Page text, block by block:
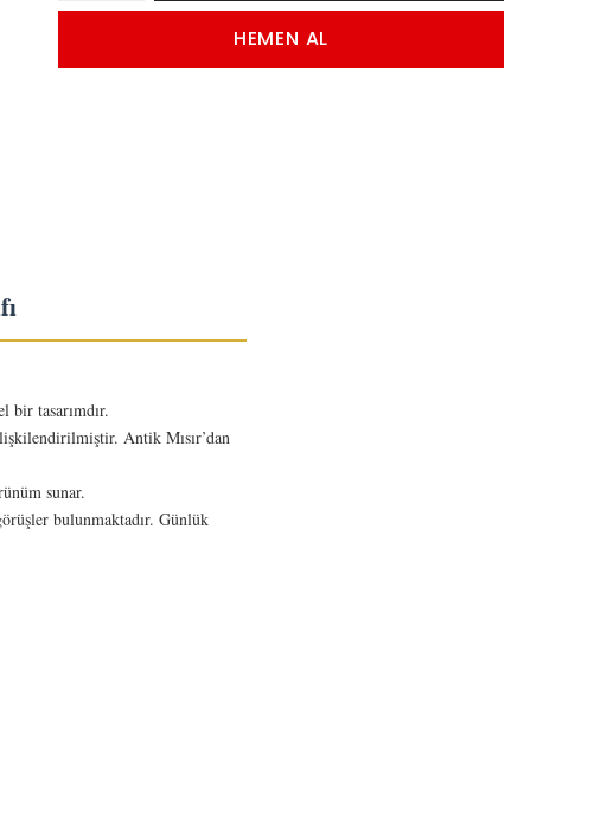
HEMEN AL
bir tasarımdır.
Antik Mısır’dan
sunar.
bulunmaktadır. Günlük